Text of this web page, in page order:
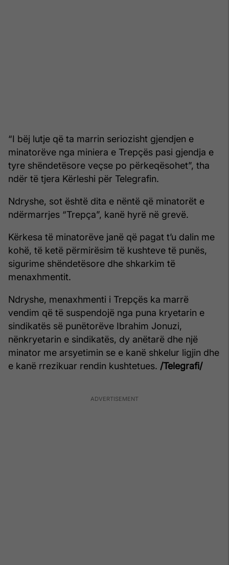
“I bëj lutje që ta marrin seriozisht gjendjen e
minatorëve nga miniera e Trepçës pasi gjendja e
tyre shëndetësore veçse po përkeqësohet”, tha
ndër të tjera Kërleshi për Telegrafin.
Ndryshe, sot është dita e nëntë që minatorët e
ndërmarrjes “Trepça”, kanë hyrë në grevë.
Kërkesa të minatorëve janë që pagat t’u dalin me
kohë, të ketë përmirësim të kushteve të punës,
sigurime shëndetësore dhe shkarkim të
menaxhmentit.
Ndryshe, menaxhmenti i Trepçës ka marrë
vendim që të suspendojë nga puna kryetarin e
sindikatës së punëtorëve Ibrahim Jonuzi,
nënkryetarin e sindikatës, dy anëtarë dhe një
minator me arsyetimin se e kanë shkelur ligjin dhe
e kanë rrezikuar rendin kushtetues. /Telegrafi/